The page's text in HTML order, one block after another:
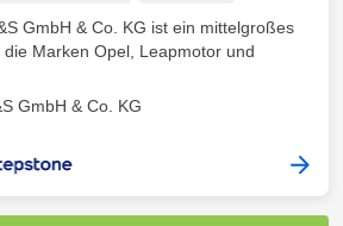
GmbH & Co. KG ist ein mittelgroßes
Marken Opel, Leapmotor und
GmbH & Co. KG